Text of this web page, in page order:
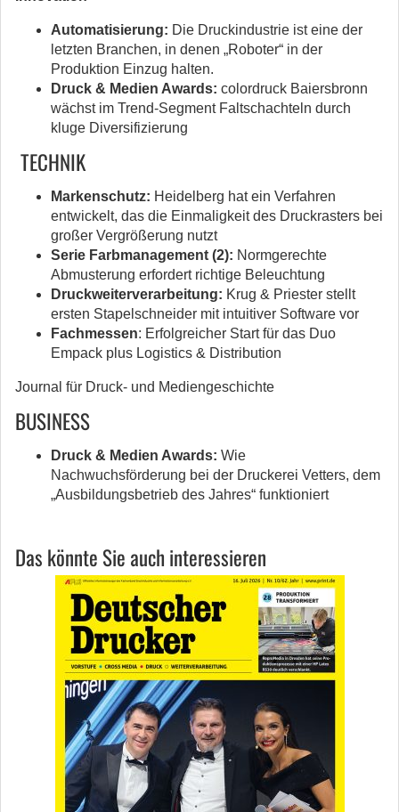
Automatisierung: Die Druckindustrie ist eine der
letzten Branchen, in denen „Roboter“ in der
Produktion Einzug halten.
Druck & Medien Awards: colordruck Baiersbronn
wächst im Trend-Segment Faltschachteln durch
kluge Diversifizierung
TECHNIK
Markenschutz: Heidelberg hat ein Verfahren
entwickelt, das die Einmaligkeit des Druckrasters bei
großer Vergrößerung nutzt
Serie Farbmanagement (2): Normgerechte
Abmusterung erfordert richtige Beleuchtung
Druckweiterverarbeitung: Krug & Priester stellt
ersten Stapelschneider mit intuitiver Software vor
Fachmessen: Erfolgreicher Start für das Duo
Empack plus Logistics & Distribution
Journal für Druck- und Mediengeschichte
BUSINESS
Druck & Medien Awards: Wie
Nachwuchsförderung bei der Druckerei Vetters, dem
„Ausbildungsbetrieb des Jahres“ funktioniert
Das könnte Sie auch interessieren